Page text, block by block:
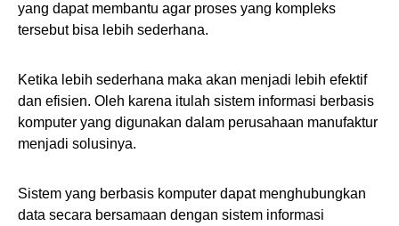
yang dapat membantu agar proses yang kompleks
tersebut bisa lebih sederhana.
Ketika lebih sederhana maka akan menjadi lebih efektif
dan efisien. Oleh karena itulah sistem informasi berbasis
komputer yang digunakan dalam perusahaan manufaktur
menjadi solusinya.
Sistem yang berbasis komputer dapat menghubungkan
data secara bersamaan dengan sistem informasi